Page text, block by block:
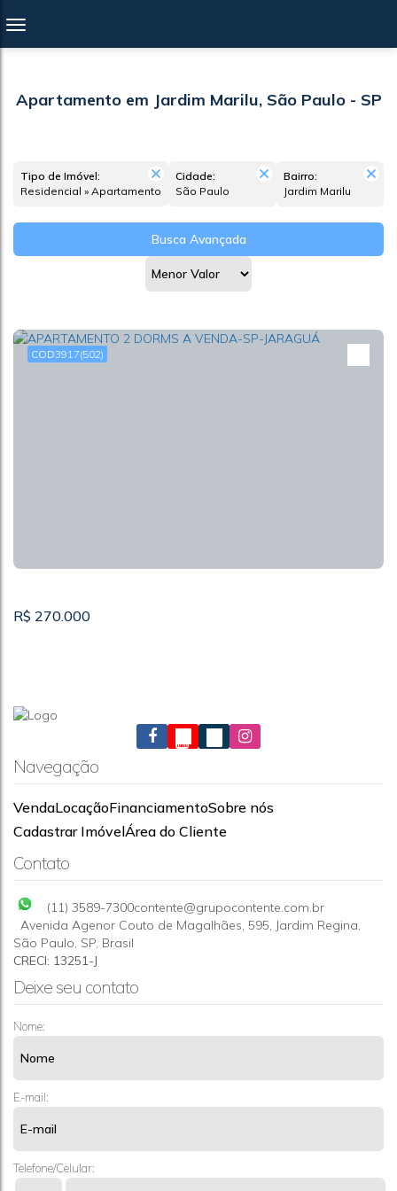
Apartamento em Jardim Marilu, São Paulo - SP
Tipo de Imóvel:
Residencial » Apartamento
Cidade:
São Paulo
Bairro:
Jardim Marilu
Busca Avançada
3917(502)
APARTAMENTO 2 DORMS A VENDA-SP-JARAGUÁ
R$ 270.000
Jardim Marilu
2
Navegação
VendaLocaçãoFinanciamentoSobre nós
Cadastrar ImóvelÁrea do Cliente
Contato
(11) 3589-7300contente@grupocontente.com.br
Avenida Agenor Couto de Magalhães 595 Jardim Regina
São Paulo SP Brasil
CRECI: 13251-J
Deixe seu contato
Nome:
E-mail:
Telefone/Celular: